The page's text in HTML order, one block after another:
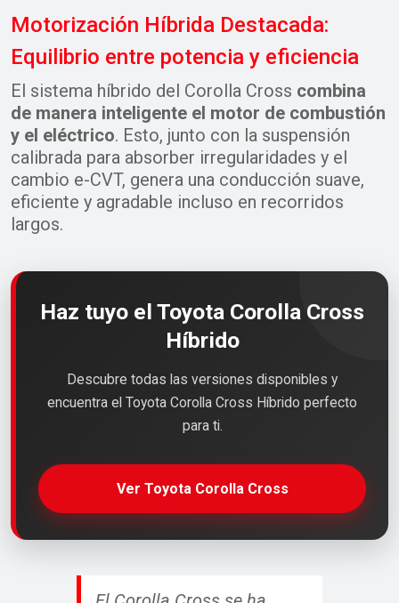
Motorización Híbrida Destacada:
Equilibrio entre potencia y eficiencia
El sistema híbrido del Corolla Cross combina
de manera inteligente el motor de combustión
y el eléctrico. Esto, junto con la suspensión
calibrada para absorber irregularidades y el
cambio e-CVT, genera una conducción suave,
eficiente y agradable incluso en recorridos
largos.
Haz tuyo el Toyota Corolla Cross
Híbrido
Descubre todas las versiones disponibles y
encuentra el Toyota Corolla Cross Híbrido perfecto
para ti.
Ver Toyota Corolla Cross